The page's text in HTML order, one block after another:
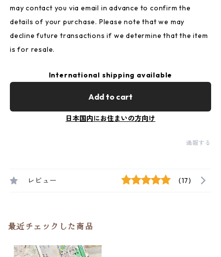
may contact you via email in advance to confirm the
details of your purchase. Please note that we may
decline future transactions if we determine that the item
is for resale.
International shipping available
Add to cart
日本国内にお住まいの方向け
通報する
レビュー (17)
最近チェックした商品